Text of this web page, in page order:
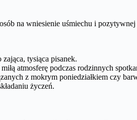
na wniesienie uśmiechu i
tysiąca pisanek.
atmosferę podczas rodzinnych
z mokrym poniedziałkiem czy
życzeń.